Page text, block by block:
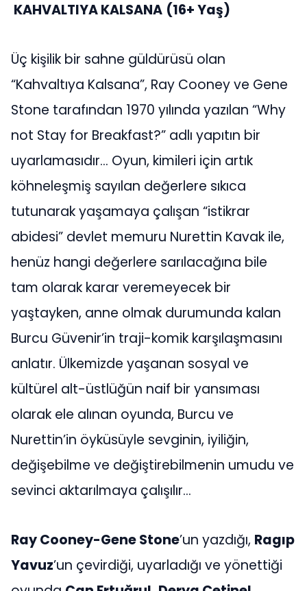
KAHVALTIYA KALSANA (16+ Yaş)
Üç kişilik bir sahne güldürüsü olan
“Kahvaltıya Kalsana”, Ray Cooney ve Gene
Stone tarafından 1970 yılında yazılan “Why
not Stay for Breakfast?” adlı yapıtın bir
uyarlamasıdır… Oyun, kimileri için artık
köhneleşmiş sayılan değerlere sıkıca
tutunarak yaşamaya çalışan “istikrar
abidesi” devlet memuru Nurettin Kavak ile,
henüz hangi değerlere sarılacağına bile
tam olarak karar veremeyecek bir
yaştayken, anne olmak durumunda kalan
Burcu Güvenir’in traji-komik karşılaşmasını
anlatır. Ülkemizde yaşanan sosyal ve
kültürel alt-üstlüğün naif bir yansıması
olarak ele alınan oyunda, Burcu ve
Nurettin’in öyküsüyle sevginin, iyiliğin,
değişebilme ve değiştirebilmenin umudu ve
sevinci aktarılmaya çalışılır…
Ray Cooney-Gene Stone’un yazdığı, Ragıp
Yavuz’un çevirdiği, uyarladığı ve yönettiği